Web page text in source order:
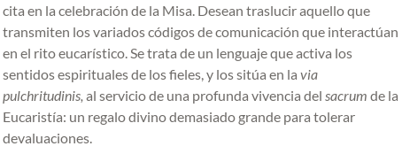
cita en la celebración de la Misa. Desean traslucir aquello que
transmiten los variados códigos de comunicación que interactúan
en el rito eucarístico. Se trata de un lenguaje que activa los
sentidos espirituales de los fieles, y los sitúa en lavia
pulchritudinis, al servicio de una profunda vivencia del sacrum de la
Eucaristía: un regalo divino demasiado grande para tolerar
devaluaciones.